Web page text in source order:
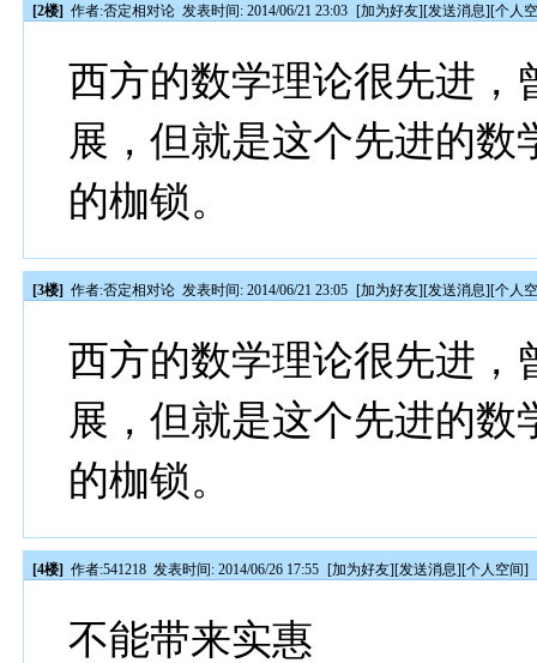
[2楼] 作者:否定相对论 发表时间: 2014/06/21 23:03 [加为好友][发送消息][个人
西方的数学理论很先进，
展，但就是这个先进的
的枷锁。
[3楼] 作者:否定相对论 发表时间: 2014/06/21 23:05 [加为好友][发送消息][个人
西方的数学理论很先进，
展，但就是这个先进的
的枷锁。
[4楼] 作者:541218 发表时间: 2014/06/26 17:55 [加为好友][发送消息][个人空间]
不能带来实惠